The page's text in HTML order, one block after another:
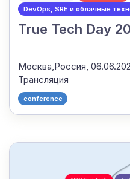
DevOps, SRE и облачные
True Tech Day
Москва,Россия,
Трансляция
conference